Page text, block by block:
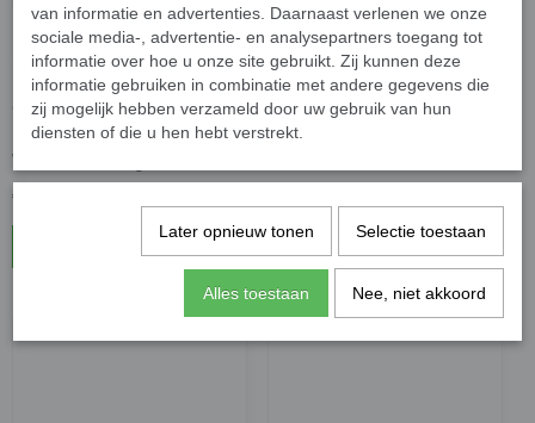
Psyc - Esprit Bluetooth
Sport headset - Draadloos
Koptelefoon / In-ear
Oordopjes - Geschikt voor
Hardloop & Sport -
Waterbestendig - Zwart
€ 29,95
Psyc - Orchid Draadloze
Bluetooth hoofdtelefoon -
Rood
van informatie en advertenties. Daarnaast verlenen we onze
sociale media-, advertentie- en analysepartners toegang tot
informatie over hoe u onze site gebruikt. Zij kunnen deze
informatie gebruiken in combinatie met andere gegevens die
zij mogelijk hebben verzameld door uw gebruik van hun
diensten of die u hen hebt verstrekt.
Later opnieuw tonen Selectie toestaan
Alles toestaan Nee, niet akkoord